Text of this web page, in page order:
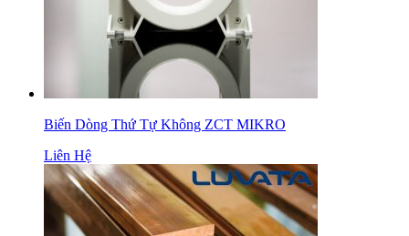
Biến Dòng Thứ Tự Không ZCT MIKRO
Liên Hệ